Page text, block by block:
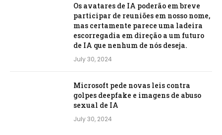
Os avatares de IA poderão em breve
participar de reuniões em nosso nome,
mas certamente parece uma ladeira
escorregadia em direção a um futuro
de IA que nenhum de nós deseja.
July 30, 2024
Microsoft pede novas leis contra
golpes deepfake e imagens de abuso
sexual de IA
July 30, 2024